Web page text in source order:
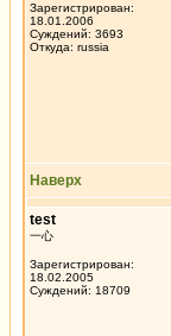
Зарегистрирован:
18.01.2006
Суждений: 3693
Откуда: russia
Наверх
test
一心
Зарегистрирован:
18.02.2005
Суждений: 18709